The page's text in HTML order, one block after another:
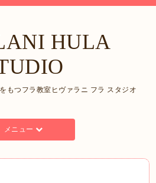
HULA
もつフラ教室ヒヴァラニ フラ スタジオ
メニュー